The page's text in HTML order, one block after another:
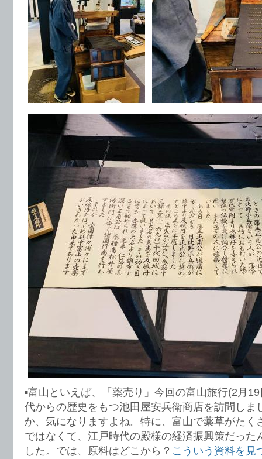
▪️富山といえば、「薬売り」今回の富山旅行(2月
代からの歴史をもつ池田屋安兵衛商店を訪問しま
か、気になりますよね。特に、富山で薬草がたく
ではなくて、江戸時代の殿様の経済振興策だった
した。では、原料はどこから？ こういう資料を見